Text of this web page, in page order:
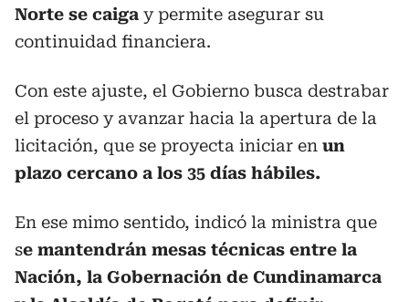
Norte se caiga y permite asegurar su
continuidad financiera.
Con este ajuste, el Gobierno busca destrabar
el proceso y avanzar hacia la apertura de la
licitación, que se proyecta iniciar en un
plazo cercano a los 35 días hábiles.
En ese mimo sentido, indicó la ministra que
se mantendrán mesas técnicas entre la
Nación, la Gobernación de Cundinamarca